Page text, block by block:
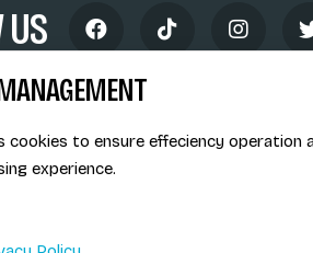
US
cookies to ensure effeciency operation
experience.